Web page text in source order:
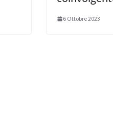
6 Ottobre 2023